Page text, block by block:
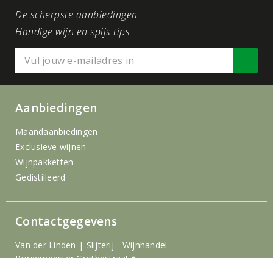
De scherpste aanbiedingen
Handige wijn en spijs tips
Aanbiedingen
Maandaanbiedingen
Exclusieve wijnen
Wijnpakketten
Gedistilleerd
Contactgegevens
Van der Linden | Slijterij - Wijnhandel